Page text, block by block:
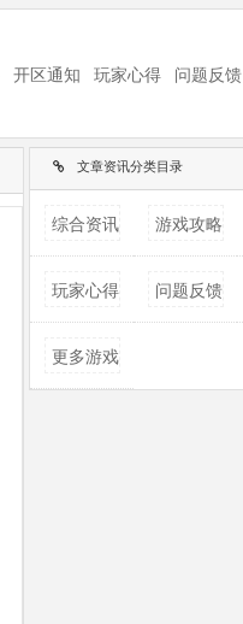
开区通知 玩家心得 问题反馈
文章资讯分类目录
综合资讯 游戏攻略
玩家心得 问题反馈
更多游戏